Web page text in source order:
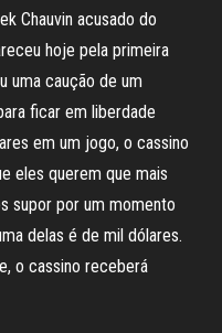
Chauvin acusado do
hoje pela primeira
uma caução de um
ficar em liberdade
em um jogo, o cassino
eles querem que mais
supor por um momento
delas é de mil dólares.
o cassino receberá